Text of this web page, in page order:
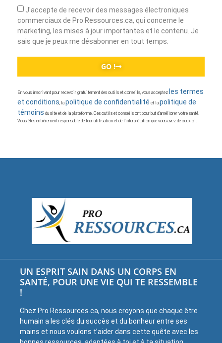
J'accepte de recevoir des messages électroniques
commerciaux de Pro Ressources.ca, qui concerne le
marketing, les mises à jour importantes et le contenu. Je
sais que je peux me désabonner en tout temps.
GO !
En vous inscrivant pour recevoir gratuitement des outils et conseils, vous acceptez les termes
et conditions, la politique de confidentialité et la politique de
témoins du site et de la plateforme. Ces outils et conseils ont pour but d’améliorer votre santé.
Vous êtes entièrement responsable de leur utilisation et de l’interprétation que vous avez de ceux-ci.
UN ESPRIT SAIN DANS UN CORPS EN
SANTÉ, POUR UNE VIE QUI TE RESSEMBLE
!
Chez Pro Ressources.ca, nous croyons que chaque être
humain a les clés du succès et du bonheur entre ses
mains et nous voulons t’aider dans cette quête avec les